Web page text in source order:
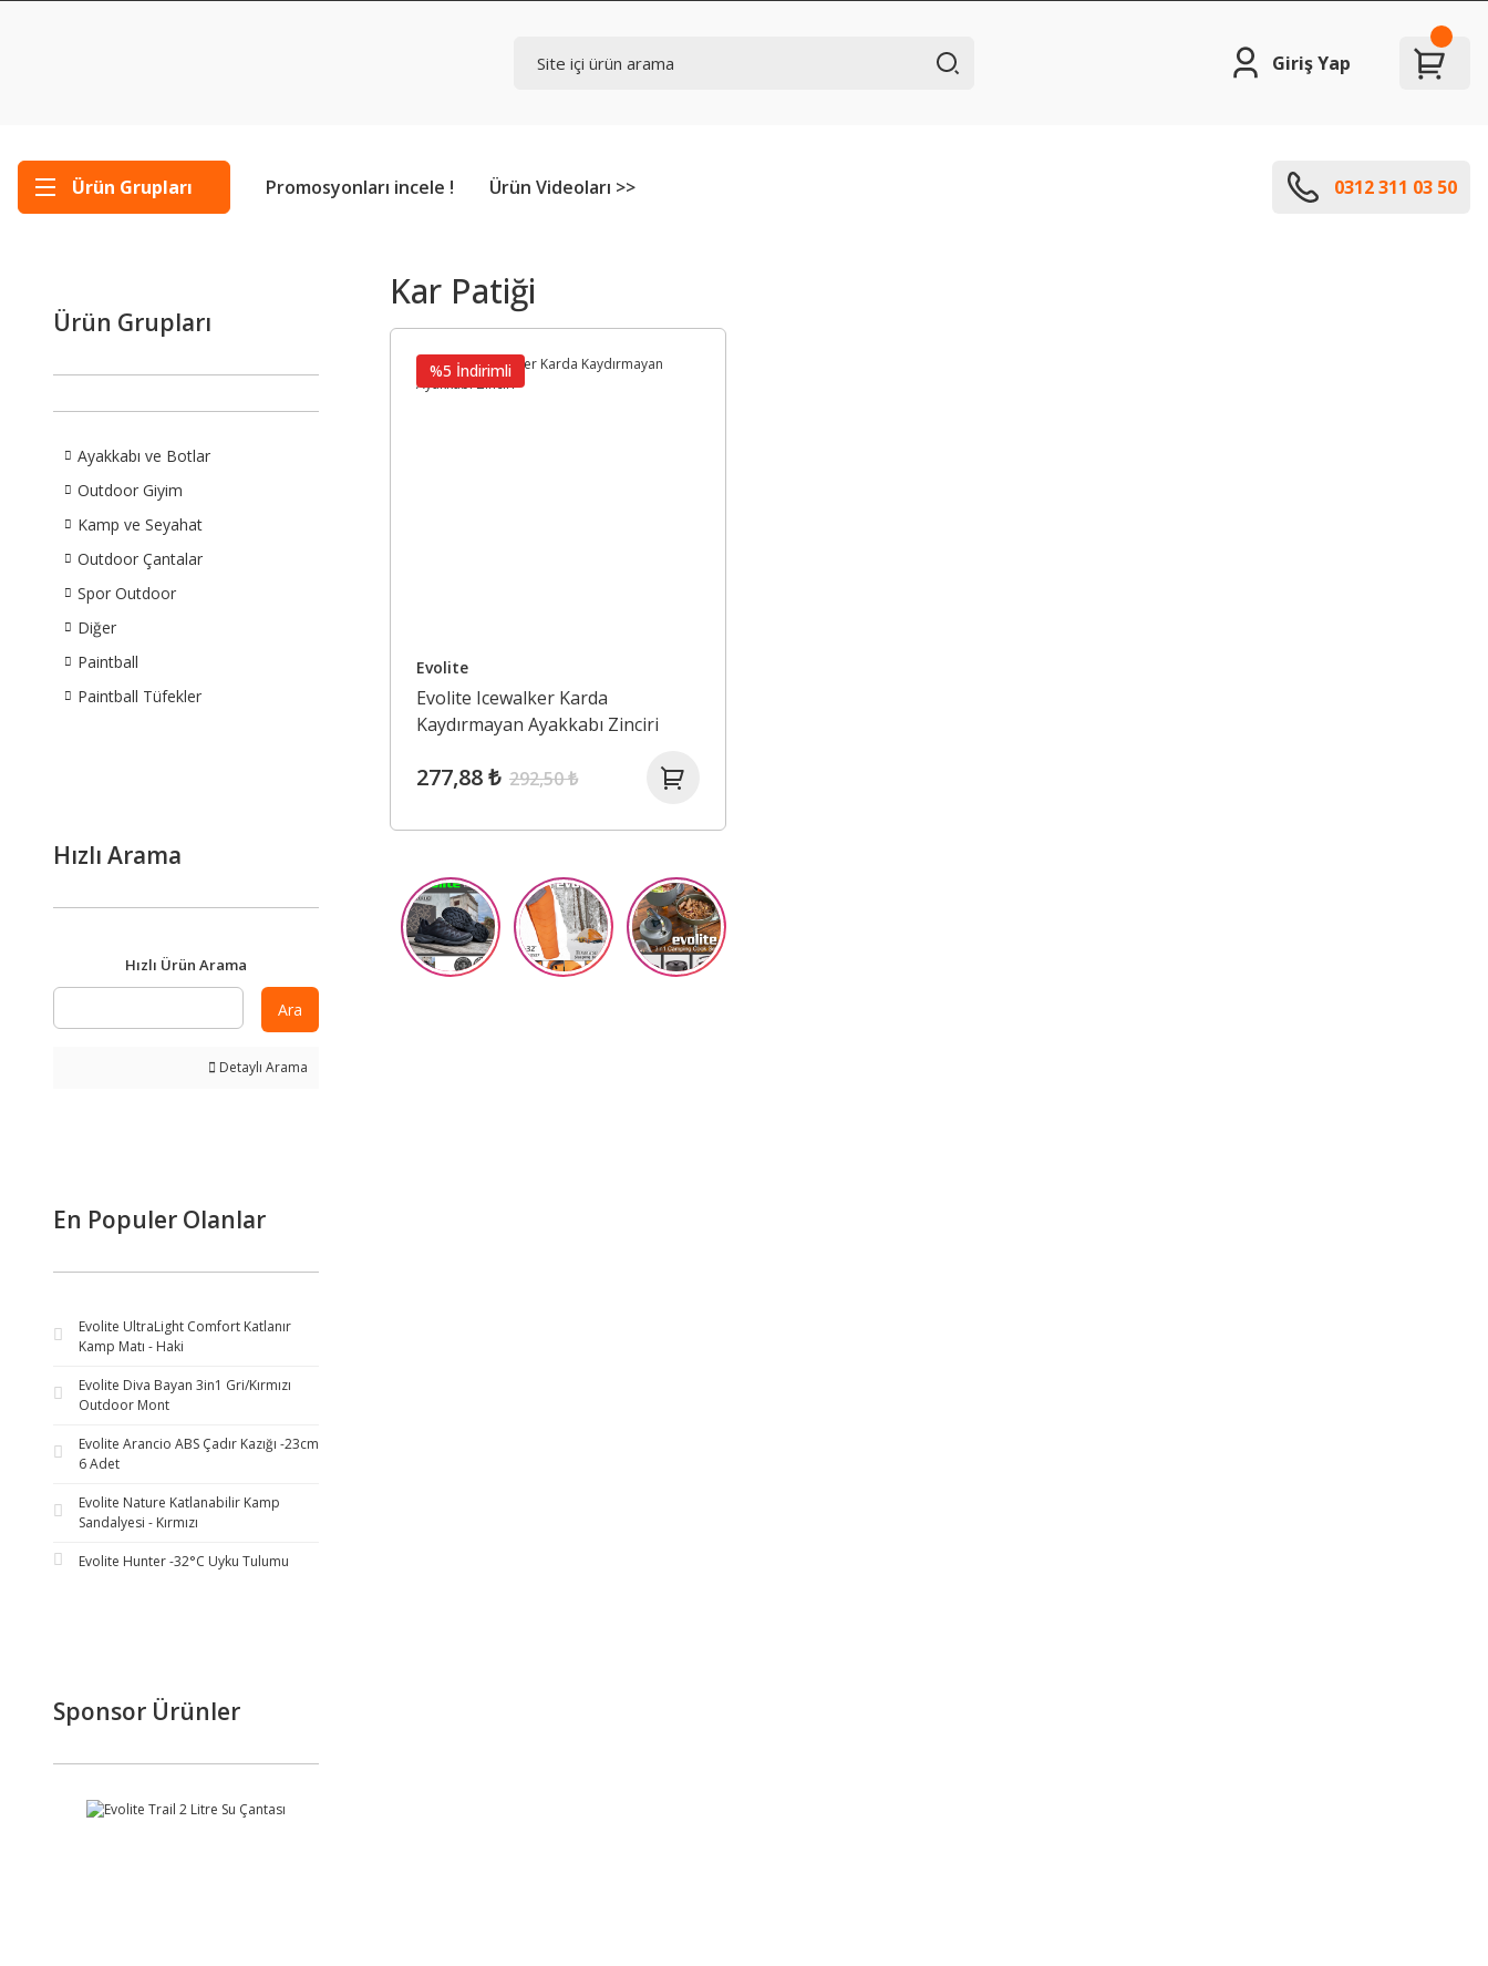
Giriş Yap
Ürün Grupları Promosyonları incele ! Ürün Videoları >> 0312 311 03 50
Ürün Grupları
Ayakkabı ve Botlar
Outdoor Giyim
Kamp ve Seyahat
Outdoor Çantalar
Spor Outdoor
Diğer
Paintball
Paintball Tüfekler
Hızlı Arama
Hızlı Ürün Arama
Ara
Detaylı Arama
En Populer Olanlar
Evolite UltraLight Comfort Katlanır
Kamp Matı - Haki
Evolite Diva Bayan 3in1 Gri/Kırmızı
Outdoor Mont
Evolite Arancio ABS Çadır Kazığı -23cm
6 Adet
Evolite Nature Katlanabilir Kamp
Sandalyesi - Kırmızı
Evolite Hunter -32°C Uyku Tulumu
Sponsor Ürünler
Kar Patiği
%5 İndirimli
Evolite
Evolite Icewalker Karda
Kaydırmayan Ayakkabı Zinciri
277,88 ₺ 292,50 ₺